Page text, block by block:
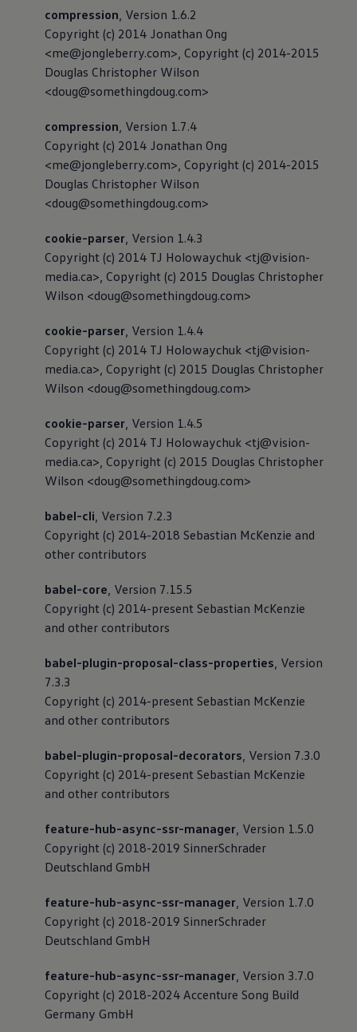
compression, Version 1.6.2
Copyright (c) 2014 Jonathan Ong
<me@jongleberry.com>, Copyright (c) 2014-2015
Douglas Christopher Wilson
<doug@somethingdoug.com>
compression, Version 1.7.4
Copyright (c) 2014 Jonathan Ong
<me@jongleberry.com>, Copyright (c) 2014-2015
Douglas Christopher Wilson
<doug@somethingdoug.com>
cookie-parser, Version 1.4.3
Copyright (c) 2014 TJ Holowaychuk <tj@vision-
media.ca>, Copyright (c) 2015 Douglas Christopher
Wilson <doug@somethingdoug.com>
cookie-parser, Version 1.4.4
Copyright (c) 2014 TJ Holowaychuk <tj@vision-
media.ca>, Copyright (c) 2015 Douglas Christopher
Wilson <doug@somethingdoug.com>
cookie-parser, Version 1.4.5
Copyright (c) 2014 TJ Holowaychuk <tj@vision-
media.ca>, Copyright (c) 2015 Douglas Christopher
Wilson <doug@somethingdoug.com>
babel-cli, Version 7.2.3
Copyright (c) 2014-2018 Sebastian McKenzie and
other contributors
babel-core, Version 7.15.5
Copyright (c) 2014-present Sebastian McKenzie
and other contributors
babel-plugin-proposal-class-properties, Version
7.3.3
Copyright (c) 2014-present Sebastian McKenzie
and other contributors
babel-plugin-proposal-decorators, Version 7.3.0
Copyright (c) 2014-present Sebastian McKenzie
and other contributors
feature-hub-async-ssr-manager, Version 1.5.0
Copyright (c) 2018-2019 SinnerSchrader
Deutschland GmbH
feature-hub-async-ssr-manager, Version 1.7.0
Copyright (c) 2018-2019 SinnerSchrader
Deutschland GmbH
feature-hub-async-ssr-manager, Version 3.7.0
Copyright (c) 2018-2024 Accenture Song Build
Germany GmbH